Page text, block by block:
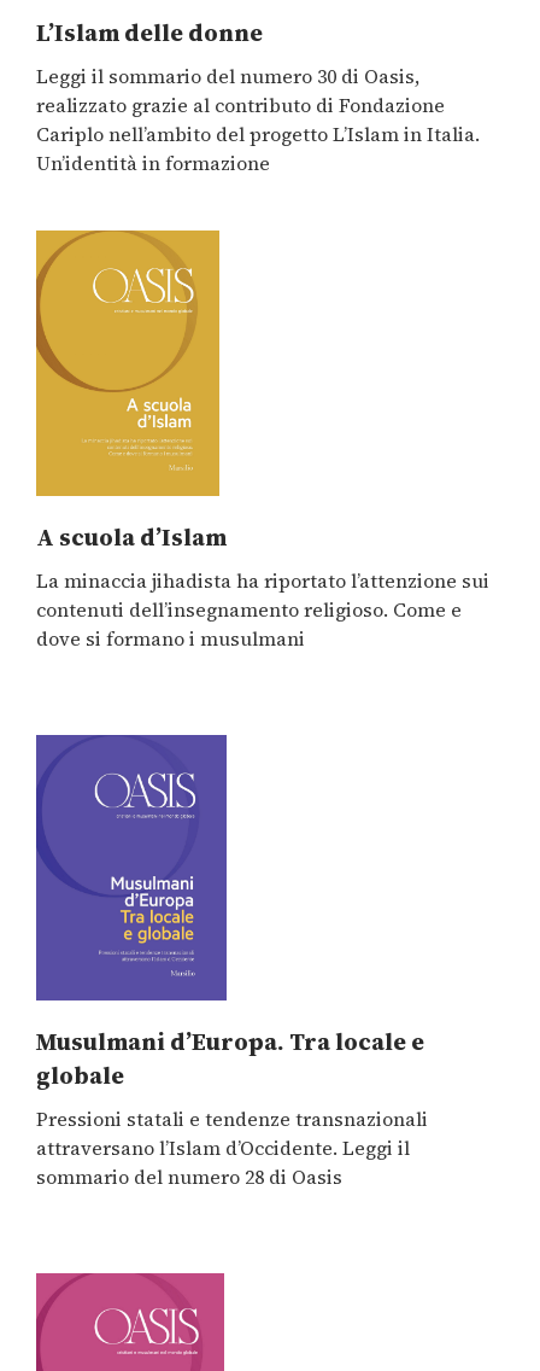
L’Islam delle donne
Leggi il sommario del numero 30 di Oasis,
realizzato grazie al contributo di Fondazione
Cariplo nell’ambito del progettoL’Islam in Italia.
Un’identità in formazione
A scuola d’Islam
La minaccia jihadista ha riportato l’attenzione sui
contenuti dell’insegnamento religioso. Come e
dove si formano i musulmani
Musulmani d’Europa. Tra locale e
globale
Pressioni statali e tendenze transnazionali
attraversano l’Islam d’Occidente. Leggi il
sommario del numero 28 di Oasis